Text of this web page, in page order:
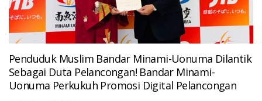
Penduduk Muslim Bandar Minami-Uonuma Dilantik
Sebagai Duta Pelancongan! Bandar Minami-
Uonuma Perkukuh Promosi Digital Pelancongan